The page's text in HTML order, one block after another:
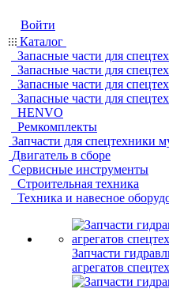
Войти
Каталог
Запасные части для
Запасные части для
Запасные части для
Запасные части для
HENVO
Ремкомплекты
Запчасти для спецтехники
Двигатель в сборе
Сервисные инструменты
Строительная техника
Техника и навесное
Запчасти
агрегатов